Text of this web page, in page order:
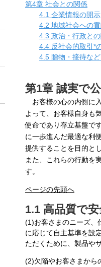
第4章 社会との関係
4.1 企業情報の開示
4.2 地域社会への
4.3 政治・行政と
4.4 反社会的取引 *
4.5 贈物・接待な
第1章 誠実で
お客様の心の内側に
よって、お客様自身も
使命であり存立基盤で
に一歩進んだ最適な利
提供することを目的とし
また、これらの行動を
す。
ページの先頭へ
1.1 高品質で
(1)お客さまのニーズ、
に応じて自主基準を設
ただくために、製品や
(2)欠陥やお客さまから